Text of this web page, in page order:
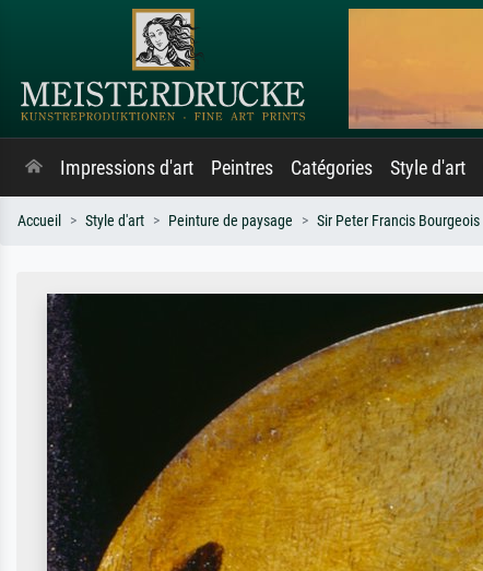
Impressions d'art Peintres Catégories Style d'art
Accueil Style d'art Peinture de paysage Sir Peter Francis Bourgeois